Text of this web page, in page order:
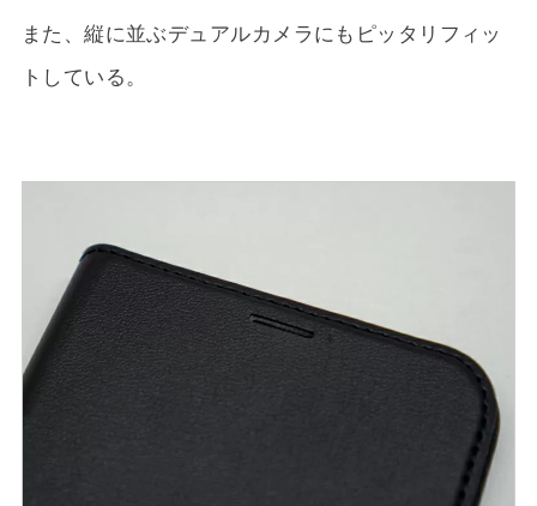
また、縦に並ぶデュアルカメラにもピッタリフィッ
トしている。